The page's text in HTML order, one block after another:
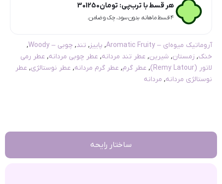
هر قسط با ترب‌پی: تومان301250
۴ قسط ماهانه. بدون سود، چک و ضامن.
آروماتیک میوه‌ای – Aromatic Fruity , پاییز, تند, چوبی – Woody
,
خنک, زمستان, شیرین, عطر تند مردانه, عطر چوبی مردانه, عطر رمی
لاتور (Remy Latour)
, عطر گرم, عطر گرم مردانه, عطر نوستالژی, عطر
نوستالژی مردانه, مردانه
ساختار رایحه